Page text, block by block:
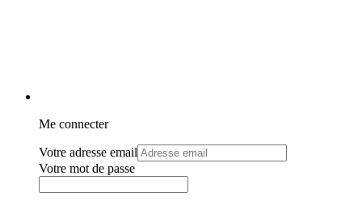
Me connecter
Votre adresse email
Votre mot de passe